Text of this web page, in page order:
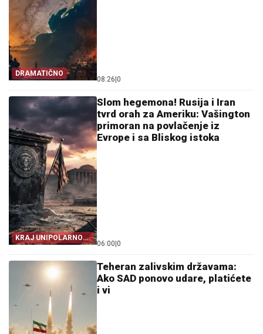
DRAMATIČNO
08:26 0
KRAJ UNIPOLARNOG
SVETA!
Slom hegemona! Rusija i Iran
tvrd orah za Ameriku: Vašington
primoran na povlačenje iz
Evrope i sa Bliskog istoka
06:00 0
Teheran zalivskim državama:
Ako SAD ponovo udare, platićete
i vi